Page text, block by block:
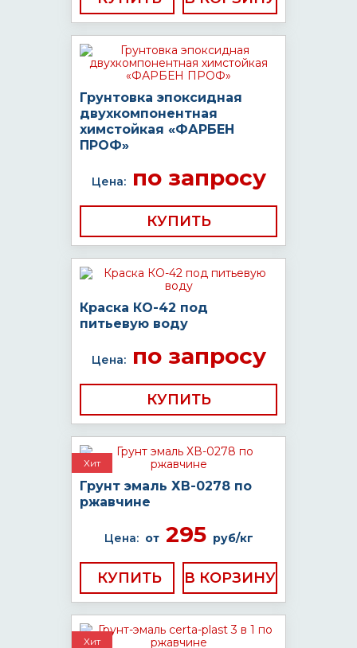
Грунтовка эпоксидная
двухкомпонентная
химстойкая «ФАРБЕН
ПРОФ»
Цена:по запросу
КУПИТЬ
Краска КО-42 под
питьевую воду
Цена:по запросу
КУПИТЬ
Хит
Грунт эмаль ХВ-0278 по
ржавчине
Цена: от295 руб/кг
КУПИТЬ
Хит